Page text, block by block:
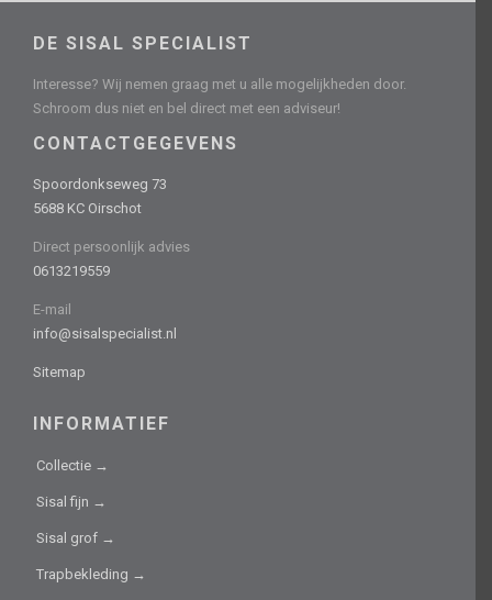
DE SISAL SPECIALIST
Interesse? Wij nemen graag met u alle mogelijkheden door.
Schroom dus niet en bel direct met een adviseur!
CONTACTGEGEVENS
Spoordonkseweg 73
5688 KC Oirschot
Direct persoonlijk advies
0613219559
E-mail
info@sisalspecialist.nl
Sitemap
INFORMATIEF
Collectie →
Sisal fijn →
Sisal grof →
Trapbekleding →